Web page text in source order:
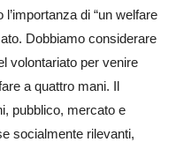
di “un welfare
Dobbiamo considerare
volontariato per venire
a quattro mani. Il
pubblico, mercato e
socialmente rilevanti,